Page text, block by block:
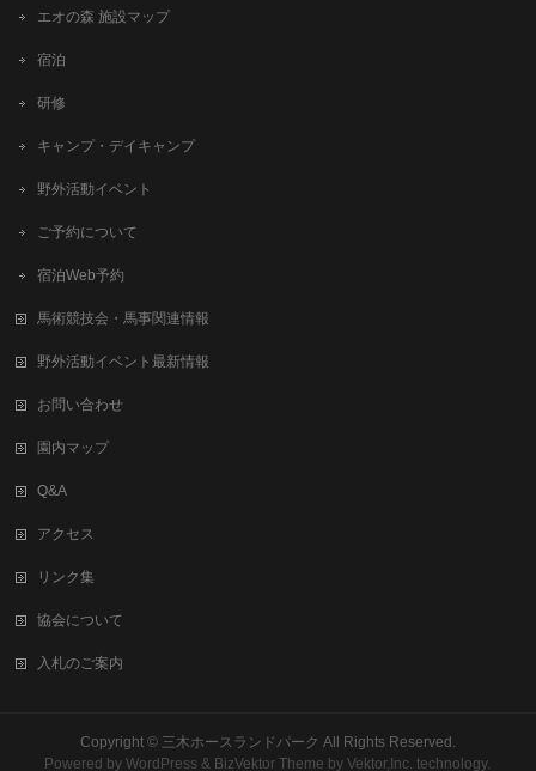
エオの森 施設マップ
宿泊
研修
キャンプ・デイキャンプ
野外活動イベント
ご予約について
宿泊Web予約
馬術競技会・馬事関連情報
野外活動イベント最新情報
お問い合わせ
園内マップ
Q&A
アクセス
リンク集
協会について
入札のご案内
Copyright © 三木ホースランドパーク All Rights Reserved.
Powered byWordPress & BizVektor Theme byVektor,Inc. technology.